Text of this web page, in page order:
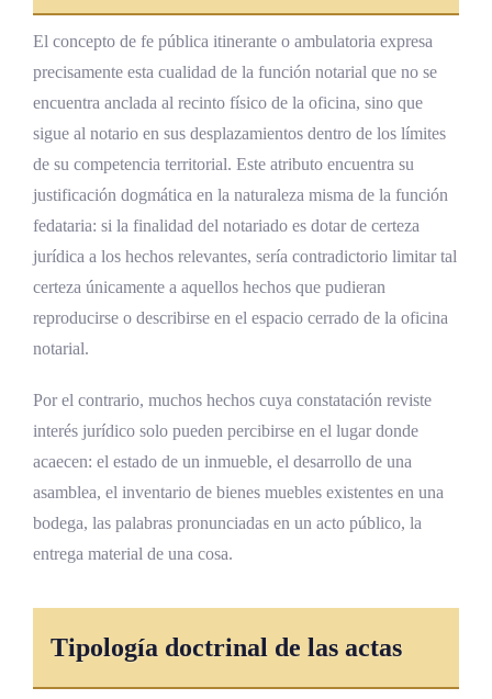
Tendencias internacionales contemporáneas
Desafíos y perspectivas en el siglo XXI
Modernización de la práctica notarial
Profesionalización y formación continua
Tarifas y accesibilidad del servicio
Coordinación con otros sistemas de prueba
Seguridad personal del notario en
Factor disruptivo: tecnología y acta notarial
Captura digital de la realidad física
Notarización remota y videoconferencia
auxiliares
Blockchain y registro distribuido
El concepto de fe pública itinerante o ambulatoria expresa
precisamente esta cualidad de la función notarial que no se
encuentra anclada al recinto físico de la oficina, sino que
sigue al notario en sus desplazamientos dentro de los límites
de su competencia territorial. Este atributo encuentra su
justificación dogmática en la naturaleza misma de la función
fedataria: si la finalidad del notariado es dotar de certeza
jurídica a los hechos relevantes, sería contradictorio limitar tal
certeza únicamente a aquellos hechos que pudieran
reproducirse o describirse en el espacio cerrado de la oficina
notarial.
Por el contrario, muchos hechos cuya constatación reviste
interés jurídico solo pueden percibirse en el lugar donde
acaecen: el estado de un inmueble, el desarrollo de una
asamblea, el inventario de bienes muebles existentes en una
bodega, las palabras pronunciadas en un acto público, la
entrega material de una cosa.
Tipología doctrinal de las actas